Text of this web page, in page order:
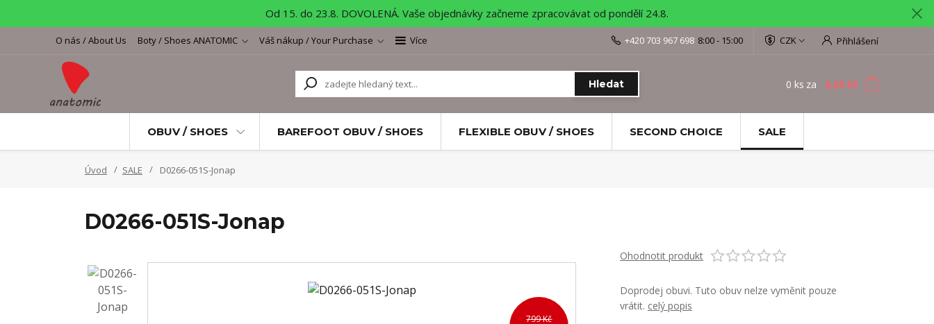
Od 15. do 23.8. DOVOLENÁ. Vaše objednávky začneme zpracovávat od pondělí 24.8.
O nás / About Us Boty / Shoes ANATOMIC Váš nákup / Your Purchase Více CZK Přihlášení
Hledat
+420 703 967 698 8:00 - 15:00
0 ks za 0,00 Kč
OBUV / SHOES BAREFOOT OBUV / SHOES FLEXIBLE OBUV / SHOES SECOND CHOICE SALE
Úvod SALE D0266-051S-Jonap
D0266-051S-Jonap
799 Kč
Ohodnotit produkt
Doprodej obuvi. Tuto obuv nelze vyměnit pouze
vrátit. celý popis